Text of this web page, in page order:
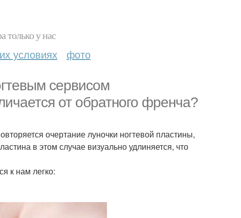
только у нас
условиях фото
сервисом
от обратного френча?
очертание луночки ногтевой пластины,
в этом случае визуально удлиняется, что
к нам легко: